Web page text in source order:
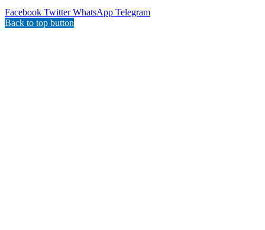
Facebook Twitter WhatsApp Telegram
Back to top button